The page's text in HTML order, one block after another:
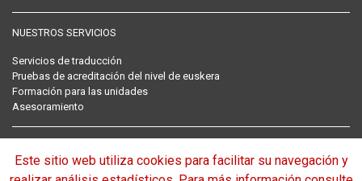
NUESTROS SERVICIOS
Servicios de traducción
Pruebas de acreditación del nivel de euskera
Formación para las unidades
Asesoramiento
Normativa
Este sitio web utiliza cookies para facilitar su navegación y